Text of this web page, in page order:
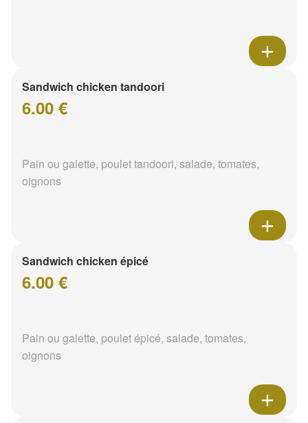
Sandwich chicken tandoori
6.00 €
Pain ou galette, poulet tandoori, salade, tomates,
oignons
Sandwich chicken épicé
6.00 €
Pain ou galette, poulet épicé, salade, tomates,
oignons